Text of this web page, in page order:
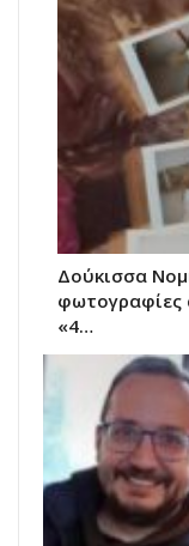
Δούκισσα
φωτογραφίες
«4…